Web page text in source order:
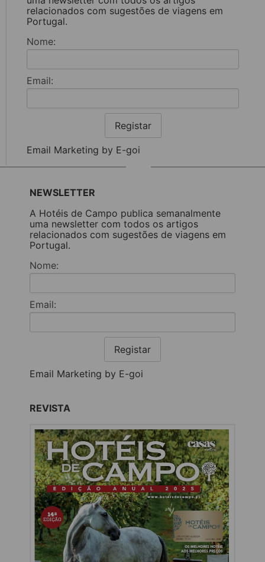
relacionados com sugestões de viagens em
Portugal.
Nome:
Email:
Registar
Email Marketing by E-goi
NEWSLETTER
A Hotéis de Campo publica semanalmente
uma newsletter com todos os artigos
relacionados com sugestões de viagens em
Portugal.
Nome:
Email:
Registar
Email Marketing by E-goi
REVISTA